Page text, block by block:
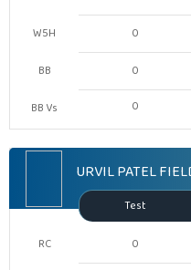
W5H
BB
BB Vs
0
0
0
URVIL PATEL
RC
Test
0